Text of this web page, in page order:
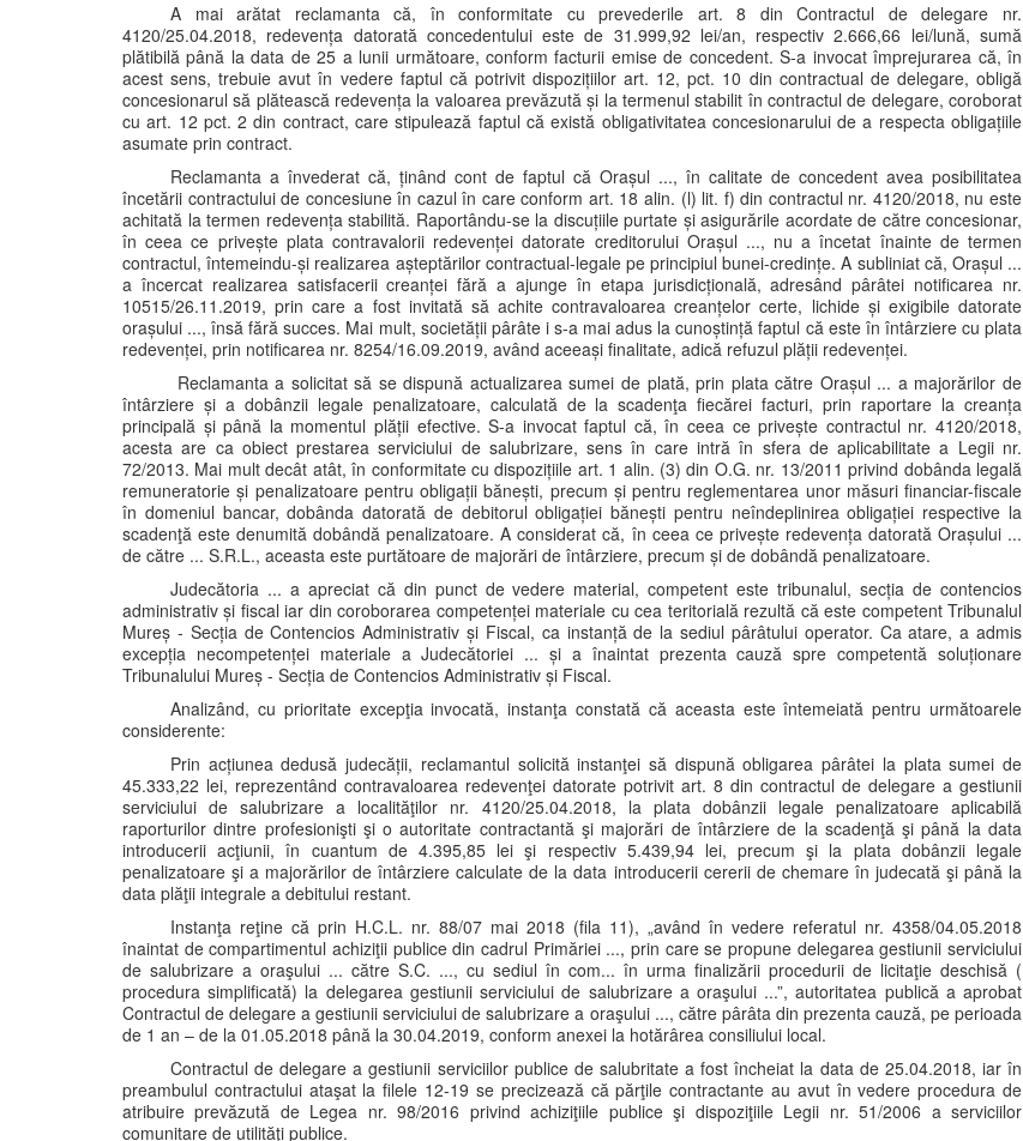
A mai arătat reclamanta că, în conformitate cu prevederile art. 8 din Contractul de delegare nr.
4120/25.04.2018, redevența datorată concedentului este de 31.999,92 lei/an, respectiv 2.666,66 lei/lună, sumă
plătibilă până la data de 25 a lunii următoare, conform facturii emise de concedent. S-a invocat împrejurarea că, în
acest sens, trebuie avut în vedere faptul că potrivit dispozițiilor art. 12, pct. 10 din contractual de delegare, obligă
concesionarul să plătească redevența la valoarea prevăzută și la termenul stabilit în contractul de delegare, coroborat
cu art. 12 pct. 2 din contract, care stipulează faptul că există obligativitatea concesionarului de a respecta obligațiile
asumate prin contract.
Reclamanta a învederat că, ținând cont de faptul că Orașul ..., în calitate de concedent avea posibilitatea
încetării contractului de concesiune în cazul în care conform art. 18 alin. (l) lit. f) din contractul nr. 4120/2018, nu este
achitată la termen redevența stabilită. Raportându-se la discuțiile purtate și asigurările acordate de către concesionar,
în ceea ce privește plata contravalorii redevenței datorate creditorului Orașul ..., nu a încetat înainte de termen
contractul, întemeindu-și realizarea așteptărilor contractual-legale pe principiul bunei-credințe. A subliniat că, Orașul ...
a încercat realizarea satisfacerii creanței fără a ajunge în etapa jurisdicțională, adresând pârâtei notificarea nr.
10515/26.11.2019, prin care a fost invitată să achite contravaloarea creanțelor certe, lichide și exigibile datorate
orașului ..., însă fără succes. Mai mult, societății pârâte i s-a mai adus la cunoștință faptul că este în întârziere cu plata
redevenței, prin notificarea nr. 8254/16.09.2019, având aceeași finalitate, adică refuzul plății redevenței.
Reclamanta a solicitat să se dispună actualizarea sumei de plată, prin plata către Orașul ... a majorărilor de
întârziere și a dobânzii legale penalizatoare, calculată de la scadenţa fiecărei facturi, prin raportare la creanța
principală și până la momentul plății efective. S-a invocat faptul că, în ceea ce privește contractul nr. 4120/2018,
acesta are ca obiect prestarea serviciului de salubrizare, sens în care intră în sfera de aplicabilitate a Legii nr.
72/2013. Mai mult decât atât, în conformitate cu dispozițiile art. 1 alin. (3) din O.G. nr. 13/2011 privind dobânda legală
remuneratorie și penalizatoare pentru obligații bănești, precum și pentru reglementarea unor măsuri financiar-fiscale
în domeniul bancar, dobânda datorată de debitorul obligației bănești pentru neîndeplinirea obligației respective la
scadenţă este denumită dobândă penalizatoare. A considerat că, în ceea ce privește redevența datorată Orașului ...
de către ... S.R.L., aceasta este purtătoare de majorări de întârziere, precum și de dobândă penalizatoare.
Judecătoria ... a apreciat că din punct de vedere material, competent este tribunalul, secția de contencios
administrativ și fiscal iar din coroborarea competenței materiale cu cea teritorială rezultă că este competent Tribunalul
Mureș - Secția de Contencios Administrativ și Fiscal, ca instanță de la sediul pârâtului operator. Ca atare, a admis
excepția necompetenței materiale a Judecătoriei ... și a înaintat prezenta cauză spre competentă soluționare
Tribunalului Mureș - Secția de Contencios Administrativ și Fiscal.
Analizând, cu prioritate excepţia invocată, instanţa constată că aceasta este întemeiată pentru următoarele
considerente:
Prin acțiunea dedusă judecății, reclamantul solicită instanţei să dispună obligarea pârâtei la plata sumei de
45.333,22 lei, reprezentând contravaloarea redevenţei datorate potrivit art. 8 din contractul de delegare a gestiunii
serviciului de salubrizare a localităţilor nr. 4120/25.04.2018, la plata dobânzii legale penalizatoare aplicabilă
raporturilor dintre profesionişti şi o autoritate contractantă şi majorări de întârziere de la scadenţă şi până la data
introducerii acţiunii, în cuantum de 4.395,85 lei şi respectiv 5.439,94 lei, precum şi la plata dobânzii legale
penalizatoare şi a majorărilor de întârziere calculate de la data introducerii cererii de chemare în judecată şi până la
data plăţii integrale a debitului restant.
Instanţa reţine că prin H.C.L. nr. 88/07 mai 2018 (fila 11), „având în vedere referatul nr. 4358/04.05.2018
înaintat de compartimentul achiziţii publice din cadrul Primăriei ..., prin care se propune delegarea gestiunii serviciului
de salubrizare a oraşului ... către S.C. ..., cu sediul în com... în urma finalizării procedurii de licitaţie deschisă (
procedura simplificată) la delegarea gestiunii serviciului de salubrizare a oraşului ...”, autoritatea publică a aprobat
Contractul de delegare a gestiunii serviciului de salubrizare a oraşului ..., către pârâta din prezenta cauză, pe perioada
de 1 an – de la 01.05.2018 până la 30.04.2019, conform anexei la hotărârea consiliului local.
Contractul de delegare a gestiunii serviciilor publice de salubritate a fost încheiat la data de 25.04.2018, iar în
preambulul contractului ataşat la filele 12-19 se precizează că părţile contractante au avut în vedere procedura de
atribuire prevăzută de Legea nr. 98/2016 privind achiziţiile publice şi dispoziţiile Legii nr. 51/2006 a serviciilor
comunitare de utilităţi publice.